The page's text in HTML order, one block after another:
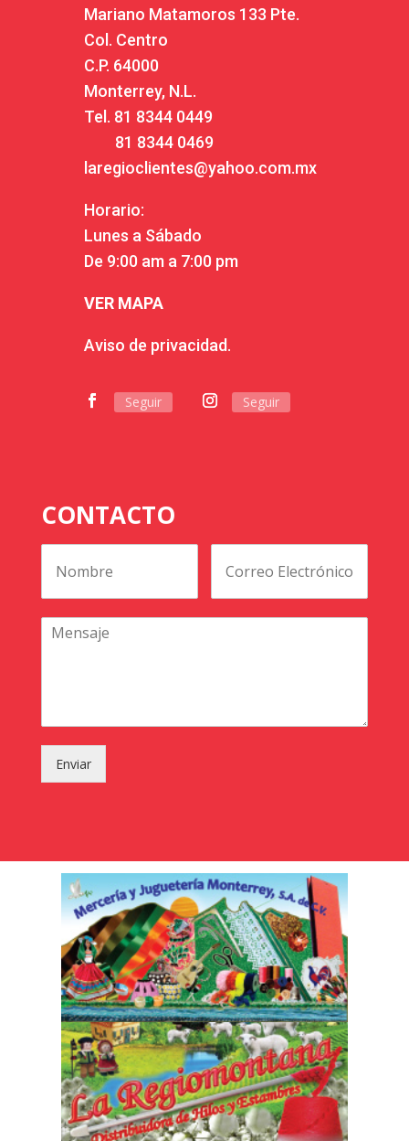
Mariano Matamoros 133 Pte.
Col. Centro
C.P. 64000
Monterrey, N.L.
Tel. 81 8344 0449
81 8344 0469
laregioclientes@yahoo.com.mx
Horario:
Lunes a Sábado
De 9:00 am a 7:00 pm
VER MAPA
Aviso de privacidad.
Seguir Seguir
CONTACTO
Enviar